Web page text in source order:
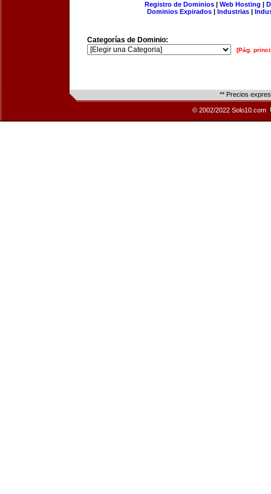
Registro de Dominios| Web Hosting |
Dominios Expirados | Industrias |
Categorías de Dominio:
[Pág.
** Precios
© 2002/2022 Solo10.com